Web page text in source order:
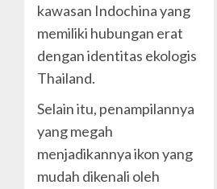
kawasan Indochina yang
memiliki hubungan erat
dengan identitas ekologis
Thailand.
Selain itu, penampilannya
yang megah
menjadikannya ikon yang
mudah dikenali oleh